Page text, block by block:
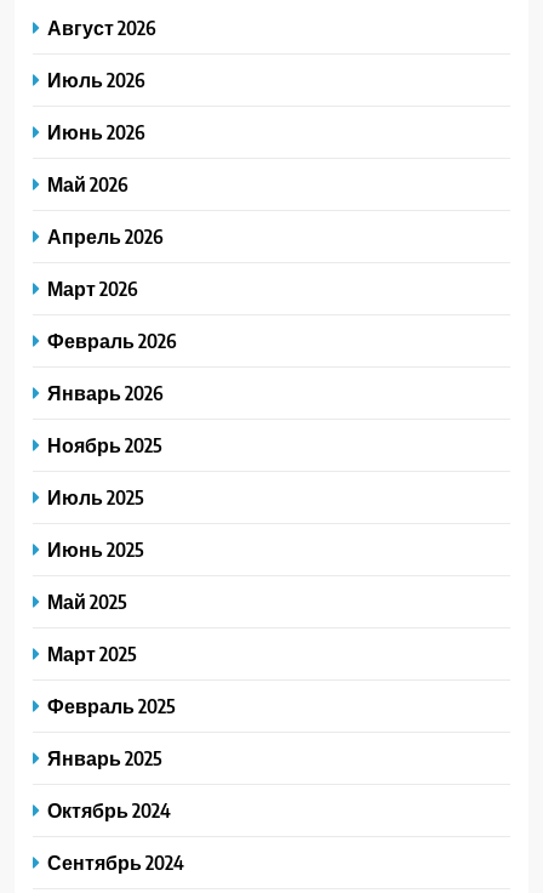
Август 2026
Июль 2026
Июнь 2026
Май 2026
Апрель 2026
Март 2026
Февраль 2026
Январь 2026
Ноябрь 2025
Июль 2025
Июнь 2025
Май 2025
Март 2025
Февраль 2025
Январь 2025
Октябрь 2024
Сентябрь 2024